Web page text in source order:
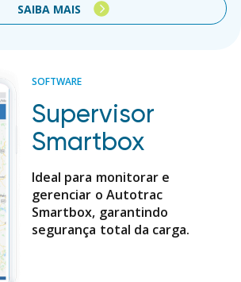
SAIBA MAIS
SOFTWARE
Supervisor
Smartbox
Ideal para monitorar e
gerenciar o Autotrac
Smartbox, garantindo
segurança total da carga.